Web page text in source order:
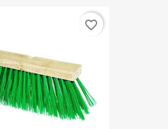
favorite_border